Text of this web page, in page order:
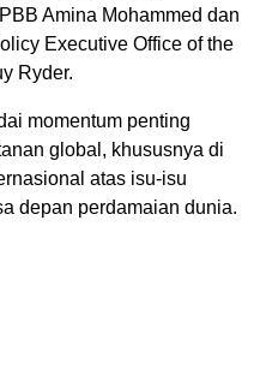
Amina Mohammed dan
Executive Office of the
Ryder.
momentum penting
global, khususnya di
atas isu-isu
depan perdamaian dunia.